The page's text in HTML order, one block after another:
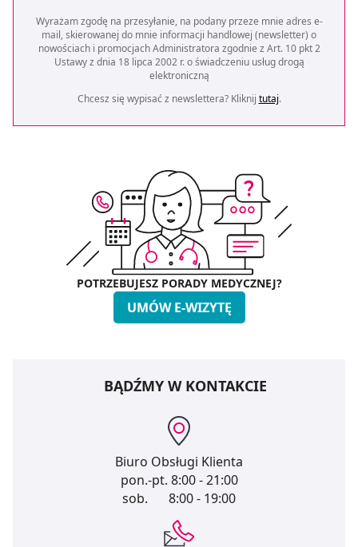
Wyrażam zgodę na przesyłanie, na podany przeze mnie adres e-
mail, skierowanej do mnie informacji handlowej (newsletter) o
nowościach i promocjach Administratora zgodnie z Art. 10 pkt 2
Ustawy z dnia 18 lipca 2002 r. o świadczeniu usług drogą
elektroniczną
Chcesz się wypisać z newslettera? Kliknij tutaj.
POTRZEBUJESZ PORADY MEDYCZNEJ?
UMÓW E-WIZYTĘ
BĄDŹMY W KONTAKCIE
Biuro Obsługi Klienta
pon.-pt. 8:00 - 21:00
sob.
8:00 - 19:00